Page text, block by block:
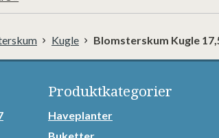
Kugle Blomsterskum Kugle
Produktkategorier
Haveplanter
Buketter